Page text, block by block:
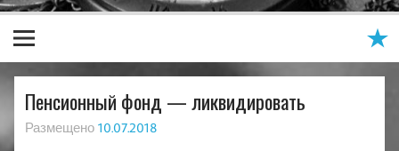
Пенсионный фонд — ликвидировать
Размещено 10.07.2018